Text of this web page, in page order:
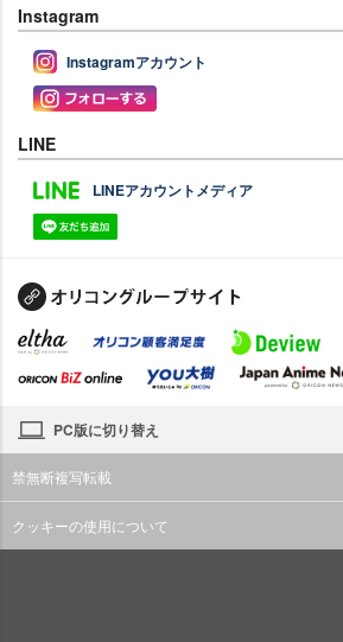
Instagram
Instagramアカウント
LINE
LINEアカウントメディア
PC版に切り替え
禁無断複写転載
クッキーの使用について